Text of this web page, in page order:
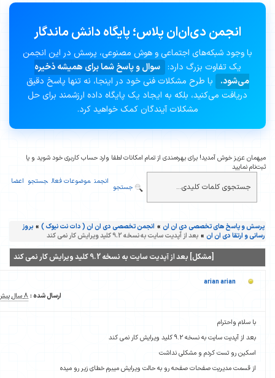
انجمن دی‌ان‌ان پلاس؛ پایگاه دانش ماندگار
با وجود شبکه‌های اجتماعی و هوش مصنوعی، پرسش در این انجمن
یک تفاوت بزرگ دارد: سوال و پاسخ شما برای همیشه ذخیره
می‌شود. با طرح مشکلات فنی خود در اینجا، نه تنها پاسخ دقیق
دریافت می‌کنید، بلکه به ایجاد یک پایگاه داده ارزشمند برای حل
مشکلات آیندگان کمک خواهید کرد.
عزیز خوش آمدید! برای بهره‌مندی از تمام امکانات لطفا وارد حساب کاربری خود شوید و یا
نمایید
انجمن موضوعات فعال جستجو اعضا
جستجو
و پاسخ های تخصصی دی ان ان»انجمن تخصصی دی ان ان ( دات نت نیوک )» بروز
و ارتقا دی ان ان»بعد از آپدیت سایت به نسخه 9.2 کلید ویرایش کار نمی کند
[مشکل] بعد از آپدیت سایت به نسخه 9.2 کلید ویرایش کار نمی کند
arian arian
ارسال شده :8 سال پیش
با سلام واحترام
بعد از آپدیت سایت به نسخه 9.2 کلید ویرایش کار نمی کند
اسکین رو تست کردم و مشکلی نداشت
از قسمت مدیریت صفحات صفحه رو به حالت ویرایش میبرم خطای زیر رو میده